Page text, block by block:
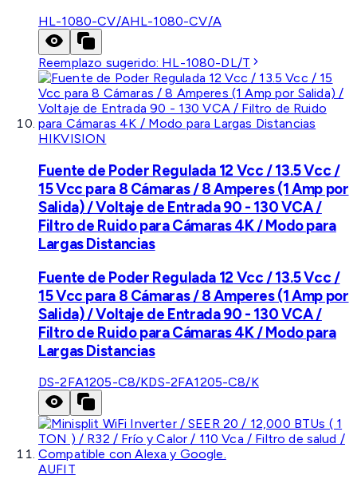
HL-1080-CV/AHL-1080-CV/A
Reemplazo sugerido: HL-1080-DL/T
HIKVISION
Fuente de Poder Regulada 12 Vcc / 13.5 Vcc /
15 Vcc para 8 Cámaras / 8 Amperes (1 Amp por
Salida) / Voltaje de Entrada 90 - 130 VCA /
Filtro de Ruido para Cámaras 4K / Modo para
Largas Distancias
Fuente de Poder Regulada 12 Vcc / 13.5 Vcc /
15 Vcc para 8 Cámaras / 8 Amperes (1 Amp por
Salida) / Voltaje de Entrada 90 - 130 VCA /
Filtro de Ruido para Cámaras 4K / Modo para
Largas Distancias
DS-2FA1205-C8/KDS-2FA1205-C8/K
AUFIT